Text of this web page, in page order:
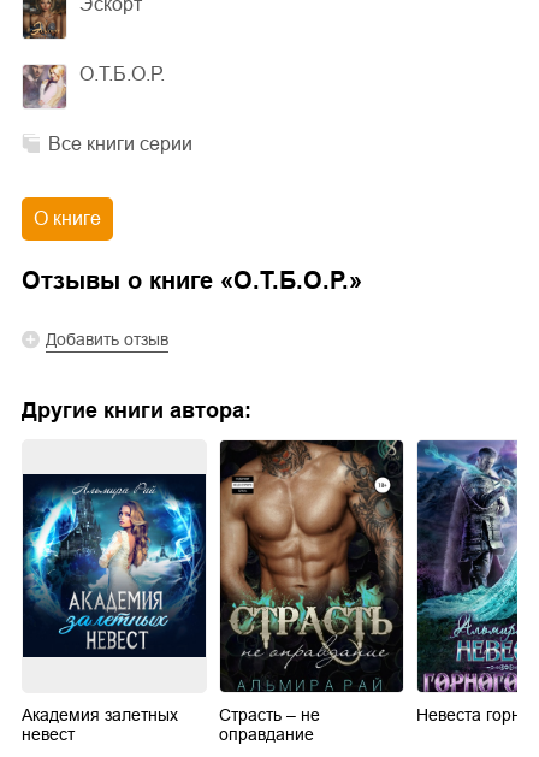
О.Т.Б.О.Р.
Все книги серии
О книге
Отзывы о книге «О.Т.Б.О.Р.»
Добавить отзыв
Другие книги автора:
Академия залетных
невест
Страсть – не
оправдание
Невеста